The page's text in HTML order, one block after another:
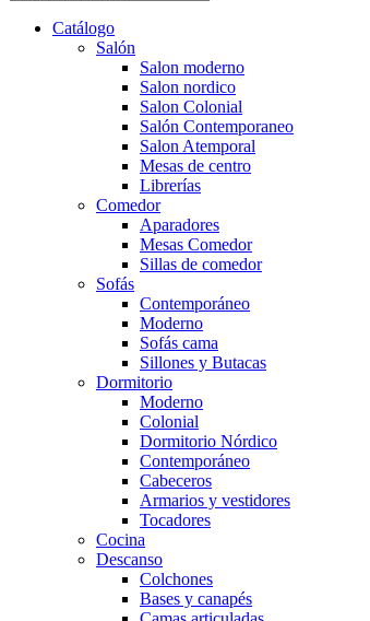
Catálogo
Salón
Salon moderno
Salon nordico
Salon Colonial
Salón Contemporaneo
Salon Atemporal
Mesas de centro
Librerías
Comedor
Aparadores
Mesas Comedor
Sillas de comedor
Sofás
Contemporáneo
Moderno
Sofás cama
Sillones y Butacas
Dormitorio
Moderno
Colonial
Dormitorio Nórdico
Contemporáneo
Cabeceros
Armarios y vestidores
Tocadores
Cocina
Descanso
Colchones
Bases y canapés